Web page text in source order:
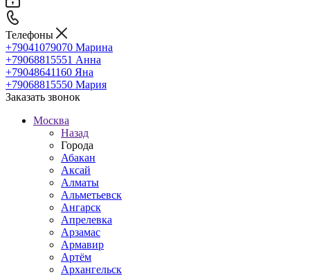
Телефоны
+79041079070 Марина
+79068815551 Анна
+79048641160 Яна
+79068815550 Мария
Заказать звонок
Москва
Назад
Города
Абакан
Аксай
Алматы
Альметьевск
Ангарск
Апрелевка
Арзамас
Армавир
Артём
Архангельск